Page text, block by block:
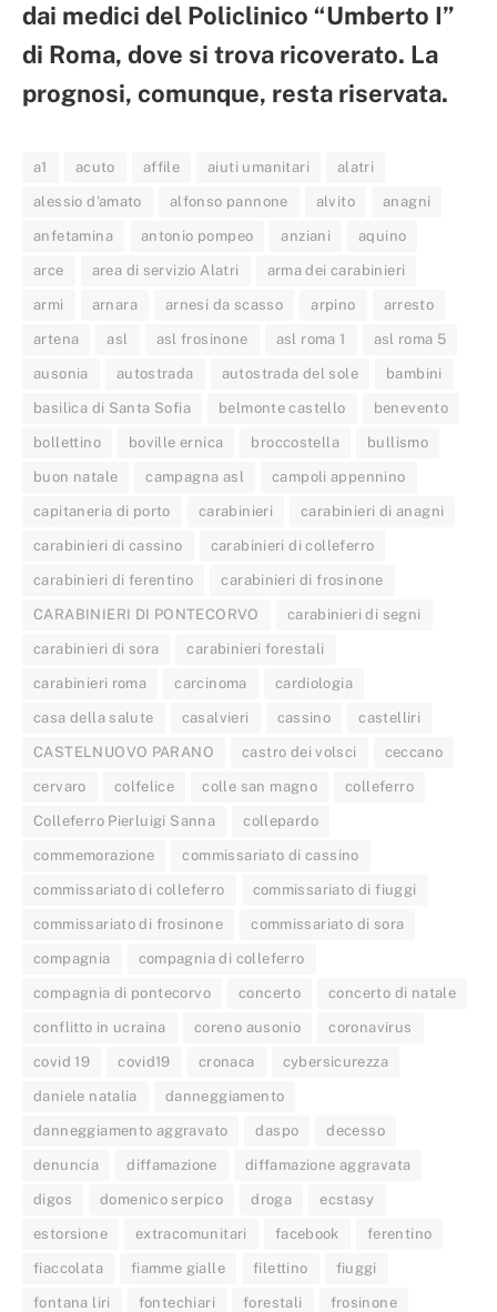
dai medici del Policlinico “Umberto I”
di Roma, dove si trova ricoverato. La
prognosi, comunque, resta riservata.
a1 acuto affile aiuti umanitari alatri
alessio d'amato alfonso pannone alvito anagni
anfetamina antonio pompeo anziani aquino
arce area di servizio Alatri arma dei carabinieri
armi arnara arnesi da scasso arpino arresto
artena asl asl frosinone asl roma 1 asl roma 5
ausonia autostrada autostrada del sole bambini
basilica di Santa Sofia belmonte castello benevento
bollettino boville ernica broccostella bullismo
buon natale campagna asl campoli appennino
capitaneria di porto carabinieri carabinieri di anagni
carabinieri di cassino carabinieri di colleferro
carabinieri di ferentino carabinieri di frosinone
CARABINIERI DI PONTECORVO carabinieri di segni
carabinieri di sora carabinieri forestali
carabinieri roma carcinoma cardiologia
casa della salute casalvieri cassino castelliri
CASTELNUOVO PARANO castro dei volsci ceccano
cervaro colfelice colle san magno colleferro
Colleferro Pierluigi Sanna collepardo
commemorazione commissariato di cassino
commissariato di colleferro commissariato di fiuggi
commissariato di frosinone commissariato di sora
compagnia compagnia di colleferro
compagnia di pontecorvo concerto concerto di natale
conflitto in ucraina coreno ausonio coronavirus
covid 19 covid19 cronaca cybersicurezza
daniele natalia danneggiamento
danneggiamento aggravato daspo decesso
denuncia diffamazione diffamazione aggravata
digos domenico serpico droga ecstasy
estorsione extracomunitari facebook ferentino
fiaccolata fiamme gialle filettino fiuggi
fontana liri fontechiari forestali frosinone